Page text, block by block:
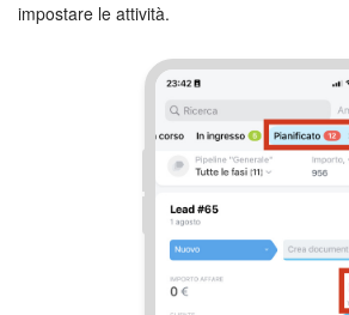
impostare le attività.